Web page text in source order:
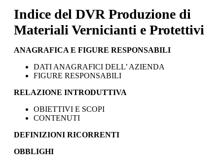
Indice del DVR Produzione di
Materiali Vernicianti e Protettivi
ANAGRAFICA E FIGURE RESPONSABILI
DATI ANAGRAFICI DELL’ AZIENDA
FIGURE RESPONSABILI
RELAZIONE INTRODUTTIVA
OBIETTIVI E SCOPI
CONTENUTI
DEFINIZIONI RICORRENTI
OBBLIGHI